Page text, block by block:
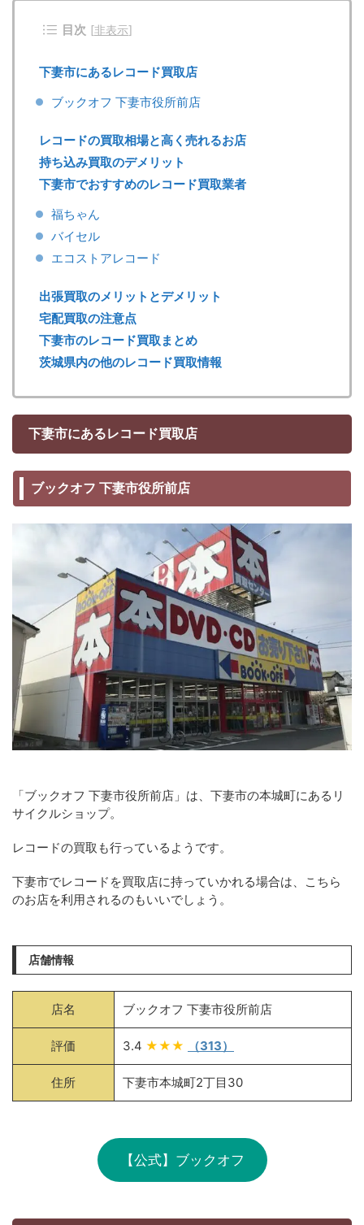
目次 [非表示]
下妻市にあるレコード買取店
ブックオフ 下妻市役所前店
レコードの買取相場と高く売れるお店
持ち込み買取のデメリット
下妻市でおすすめのレコード買取業者
福ちゃん
バイセル
エコストアレコード
出張買取のメリットとデメリット
宅配買取の注意点
下妻市のレコード買取まとめ
茨城県内の他のレコード買取情報
下妻市にあるレコード買取店
ブックオフ 下妻市役所前店
「ブックオフ 下妻市役所前店」は、下妻市の本城町にあるリ
サイクルショップ。
レコードの買取も行っているようです。
下妻市でレコードを買取店に持っていかれる場合は、こちら
のお店を利用されるのもいいでしょう。
店舗情報
店名 ブックオフ 下妻市役所前店
評価 3.4 ★★★ （313）
住所 下妻市本城町2丁目30
【公式】ブックオフ